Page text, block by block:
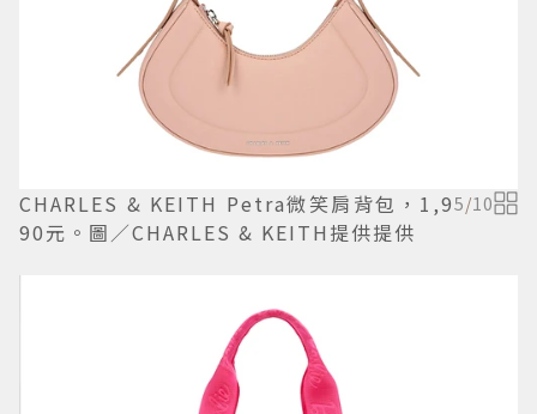
CHARLES & KEITH Petra微笑肩背包，1,9
90元。圖／CHARLES & KEITH提供提供
5/10